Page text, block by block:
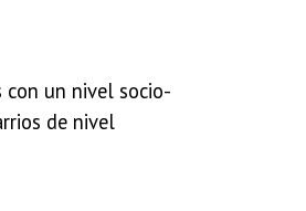
con un nivel socio-
de nivel